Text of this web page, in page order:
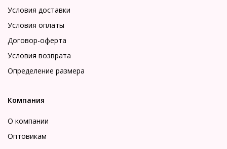
Условия доставки
Условия оплаты
Договор-оферта
Условия возврата
Определение размера
Компания
О компании
Оптовикам